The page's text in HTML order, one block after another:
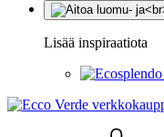
Lisää inspiraatiota